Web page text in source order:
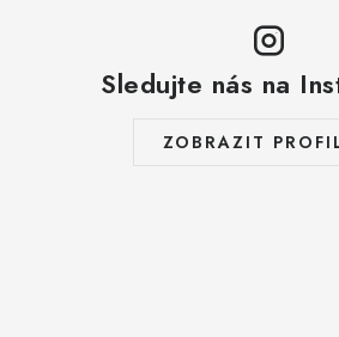
Sledujte nás na
ZOBRAZIT